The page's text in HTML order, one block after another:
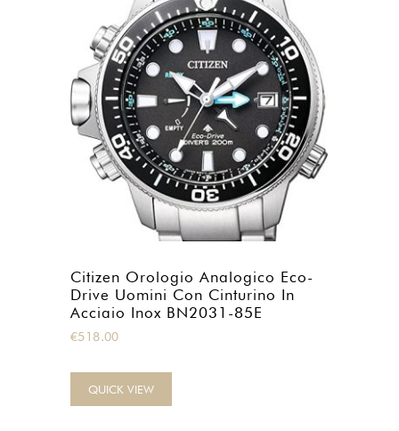
Citizen Orologio Analogico Eco-
Drive Uomini Con Cinturino In
Acciaio Inox BN2031-85E
€518.00
QUICK VIEW